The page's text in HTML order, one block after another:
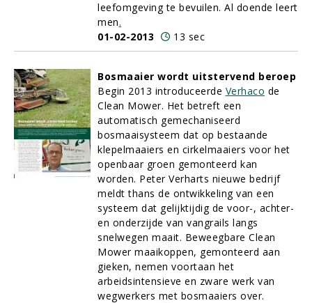
leefomgeving te bevuilen. Al doende leert
men.
01-02-2013
13 sec
Bosmaaier wordt uitstervend beroep
Begin 2013 introduceerde Verhaco de
Clean Mower. Het betreft een
automatisch gemechaniseerd
bosmaaisysteem dat op bestaande
klepelmaaiers en cirkelmaaiers voor het
openbaar groen gemonteerd kan
worden. Peter Verharts nieuwe bedrijf
meldt thans de ontwikkeling van een
systeem dat gelijktijdig de voor-, achter-
en onderzijde van vangrails langs
snelwegen maait. Beweegbare Clean
Mower maaikoppen, gemonteerd aan
gieken, nemen voortaan het
arbeidsintensieve en zware werk van
wegwerkers met bosmaaiers over.